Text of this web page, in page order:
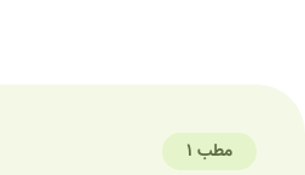
مطب 1